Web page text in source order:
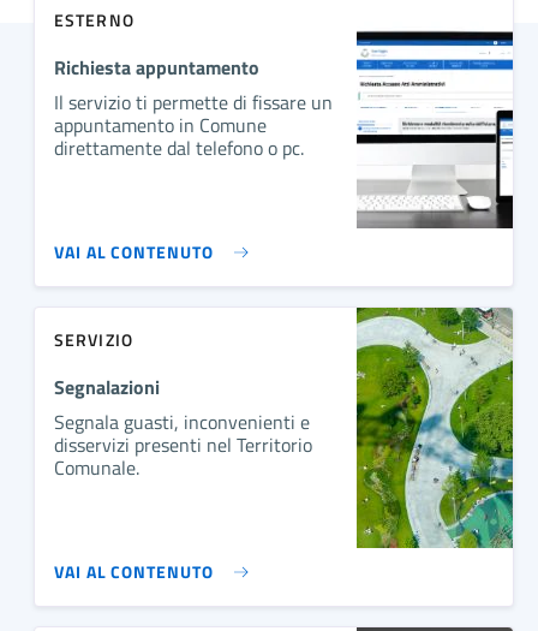
ESTERNO
Richiesta appuntamento
Il servizio ti permette di fissare un
appuntamento in Comune
direttamente dal telefono o pc.
VAI AL CONTENUTO
SERVIZIO
Segnalazioni
Segnala guasti, inconvenienti e
disservizi presenti nel Territorio
Comunale.
VAI AL CONTENUTO